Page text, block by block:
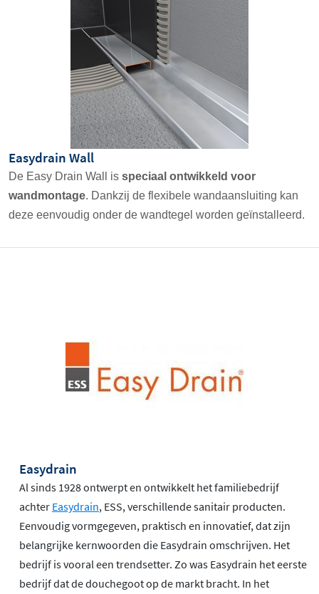
Easydrain Wall
De Easy Drain Wall is speciaal ontwikkeld voor
wandmontage. Dankzij de flexibele wandaansluiting kan
deze eenvoudig onder de wandtegel worden geïnstalleerd.
Easydrain
Al sinds 1928 ontwerpt en ontwikkelt het familiebedrijf
achter Easydrain, ESS, verschillende sanitair producten.
Eenvoudig vormgegeven, praktisch en innovatief, dat zijn
belangrijke kernwoorden die Easydrain omschrijven. Het
bedrijf is vooral een trendsetter. Zo was Easydrain het eerste
bedrijf dat de douchegoot op de markt bracht. In het